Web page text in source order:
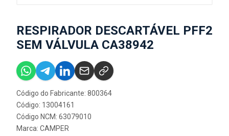
RESPIRADOR DESCARTÁVEL PFF2
SEM VÁLVULA CA38942
Código do Fabricante: 800364
Código: 13004161
Código NCM: 63079010
Marca: CAMPER